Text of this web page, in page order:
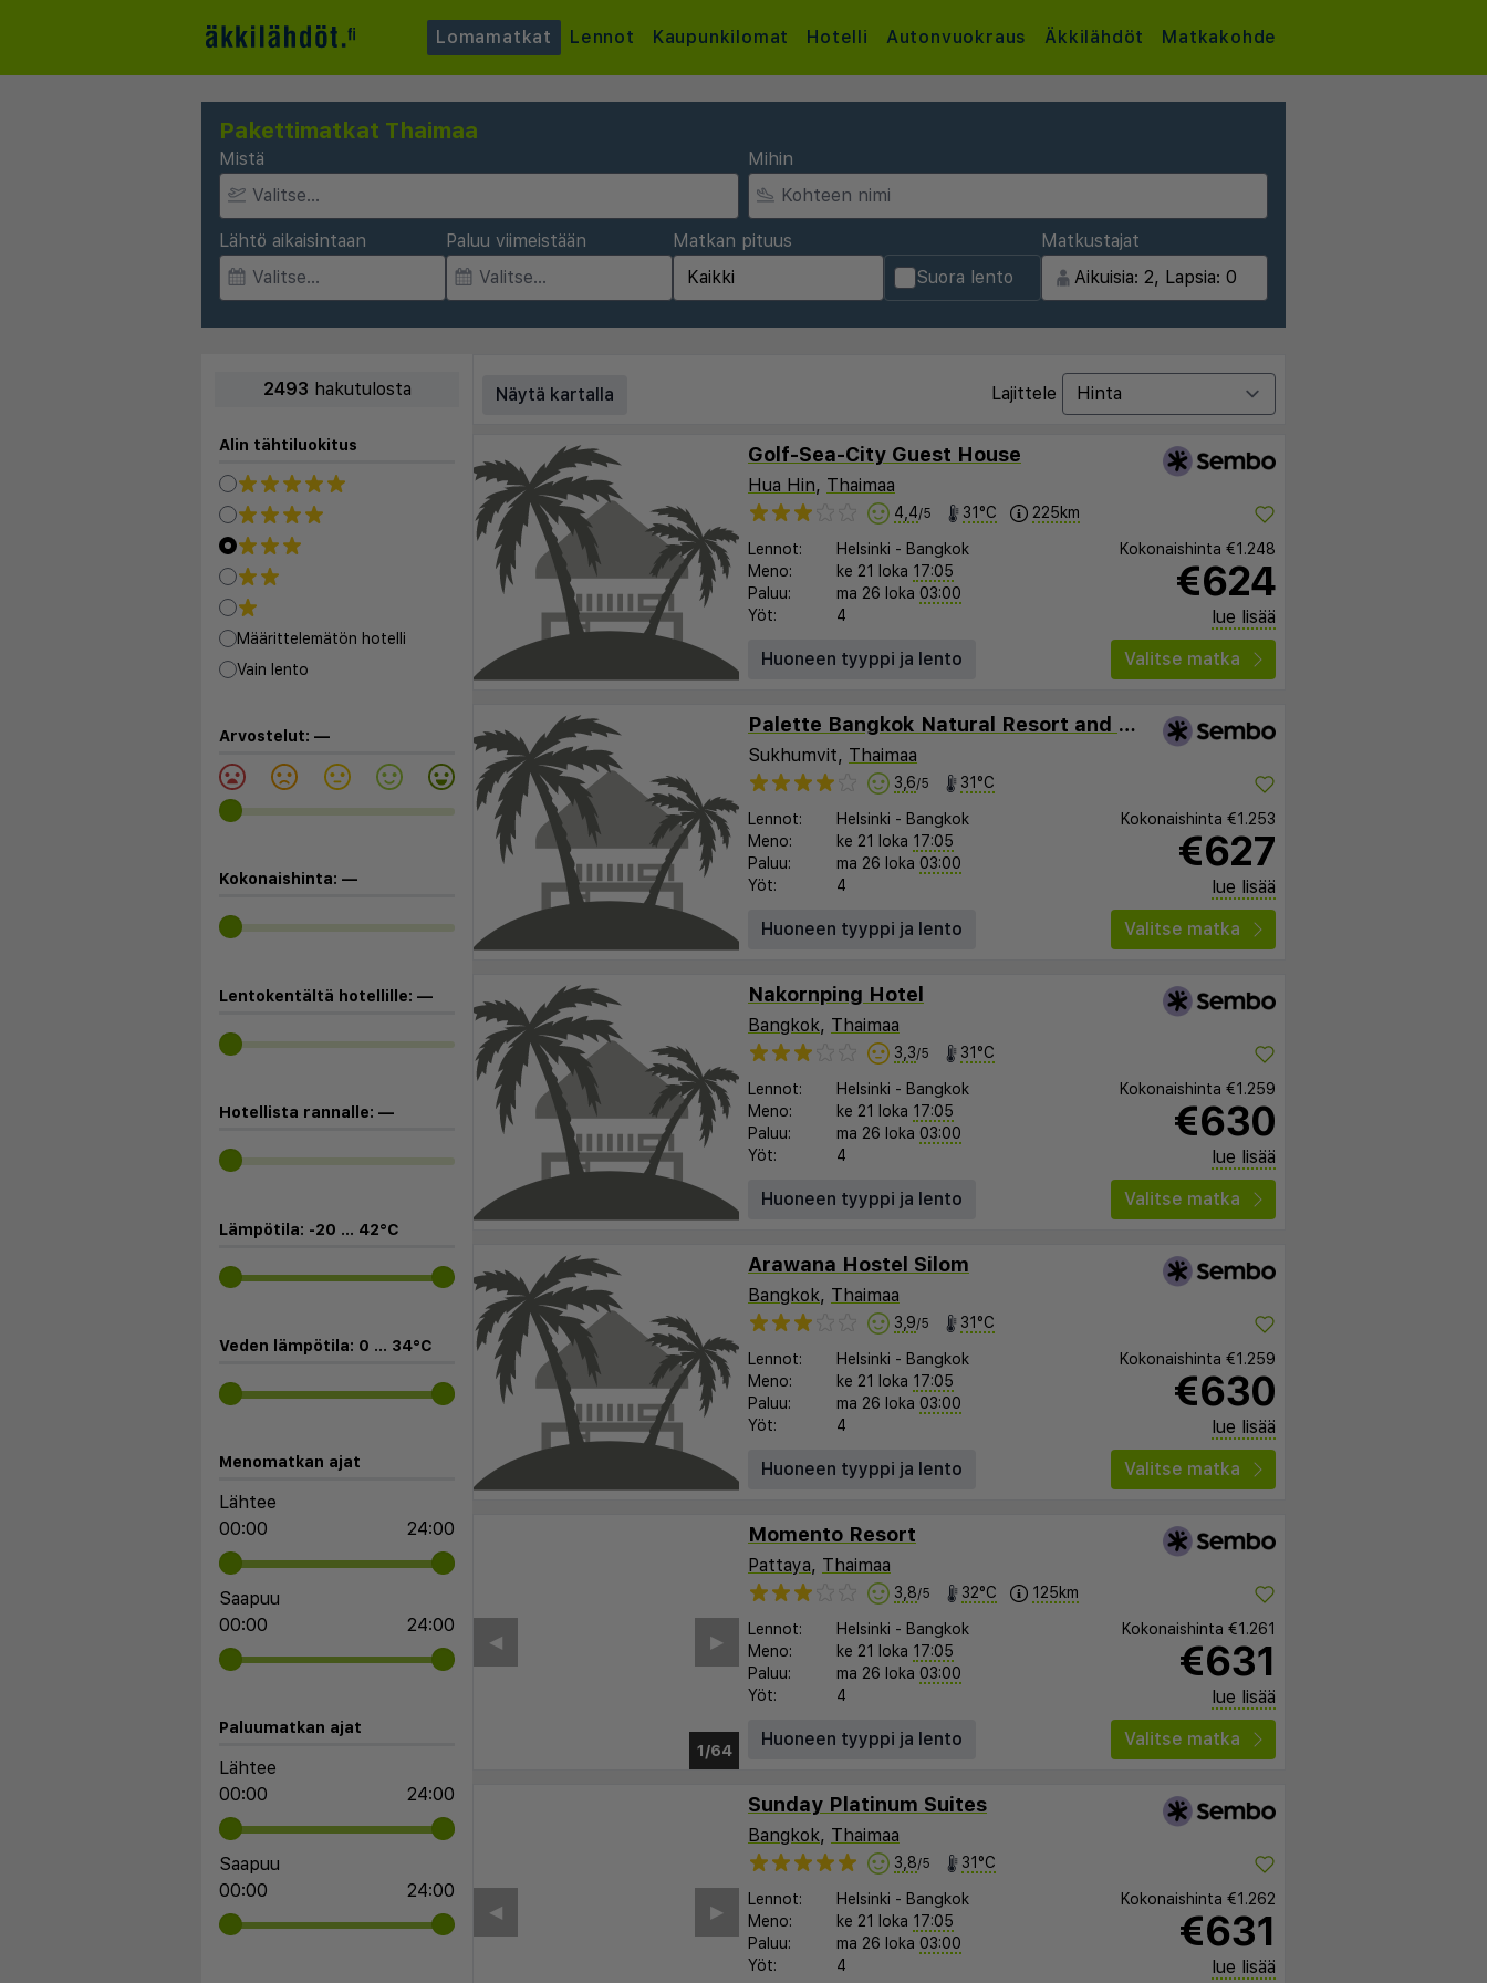
Lomamatkat Lennot Kaupunkilomat Hotelli Autonvuokraus Äkkilähdöt Matkakohde
Pakettimatkat Thaimaa
Mistä Mihin
Lähtö aikaisintaan Paluu viimeistään
Matkan pituus
Suora lento
Matkustajat
2493 hakutulosta
Alin tähtiluokitus
Määrittelemätön hotelli
Vain lento
Arvostelut: —
Kokonaishinta: —
Lentokentältä hotellille: —
Hotellista rannalle: —
Lämpötila: -20 ... 42°C
Veden lämpötila: 0 ... 34°C
Menomatkan ajat
Lähtee
00:00
24:00
Saapuu
00:00
24:00
Paluumatkan ajat
Lähtee
00:00
24:00
Saapuu
00:00
24:00
Näytä kartalla Lajittele
Golf-Sea-City Guest House
Hua Hin, Thaimaa
4,4/5 31°C 225km
Lennot: Helsinki - Bangkok
Meno:
ke 21 loka 17:05
Paluu:
ma 26 loka 03:00
Yöt:
4
Kokonaishinta €1.248
€624
lue lisää
Huoneen tyyppi ja lento
Valitse matka
Palette Bangkok Natural Resort and Spa
Sukhumvit, Thaimaa
3,6/5 31°C
Lennot: Helsinki - Bangkok
Meno:
ke 21 loka 17:05
Paluu:
ma 26 loka 03:00
Yöt:
4
Kokonaishinta €1.253
€627
lue lisää
Huoneen tyyppi ja lento
Valitse matka
Nakornping Hotel
Bangkok, Thaimaa
3,3/5 31°C
Lennot: Helsinki - Bangkok
Meno:
ke 21 loka 17:05
Paluu:
ma 26 loka 03:00
Yöt:
4
Kokonaishinta €1.259
€630
lue lisää
Huoneen tyyppi ja lento
Valitse matka
Arawana Hostel Silom
Bangkok, Thaimaa
3,9/5 31°C
Lennot: Helsinki - Bangkok
Meno:
ke 21 loka 17:05
Paluu:
ma 26 loka 03:00
Yöt:
4
Kokonaishinta €1.259
€630
lue lisää
Huoneen tyyppi ja lento
Valitse matka
1/60
▶︎
◀︎
Momento Resort
Pattaya, Thaimaa
3,8/5 32°C 125km
Lennot: Helsinki - Bangkok
Meno:
ke 21 loka 17:05
Paluu:
ma 26 loka 03:00
Yöt:
4
Kokonaishinta €1.261
€631
lue lisää
Huoneen tyyppi ja lento
Valitse matka
▶︎
◀︎
Sunday Platinum Suites
Bangkok, Thaimaa
3,8/5 31°C
Lennot: Helsinki - Bangkok
Meno:
ke 21 loka 17:05
Paluu:
ma 26 loka 03:00
Yöt:
4
Kokonaishinta €1.262
€631
lue lisää